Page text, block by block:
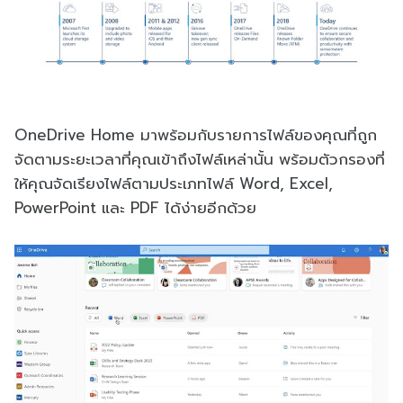
OneDrive Home มาพร้อมกับรายการไฟล์ของคุณที่ถูก
จัดตามระยะเวลาที่คุณเข้าถึงไฟล์เหล่านั้น พร้อมตัวกรองที่
ให้คุณจัดเรียงไฟล์ตามประเภทไฟล์ Word, Excel,
PowerPoint และ PDF ได้ง่ายอีกด้วย